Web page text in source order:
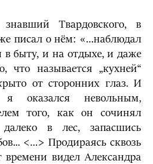
Твардовского, в
писал о нём: «…наблюдал
в быту, и на отдыхе, и даже
что называется „кухней“
от сторонних глаз. И
оказался невольным,
того, как он сочинял
в лес, запасшись
<…> Продираясь сквозь
времени видел Александра